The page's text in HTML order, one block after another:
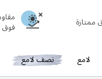
ممتازة
فوق
لامع نصف لامع